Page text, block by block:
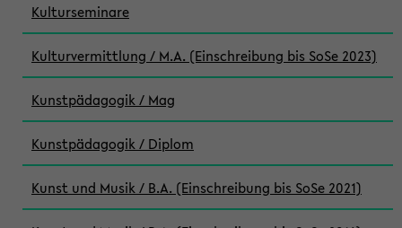
Kulturseminare
Kulturvermittlung / M.A. (Einschreibung bis SoSe 2023)
Kunstpädagogik / Mag
Kunstpädagogik / Diplom
Kunst und Musik / B.A. (Einschreibung bis SoSe 2021)